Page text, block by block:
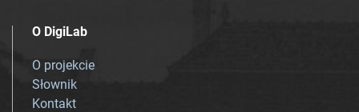
O DigiLab
O projekcie
Słownik
Kontakt